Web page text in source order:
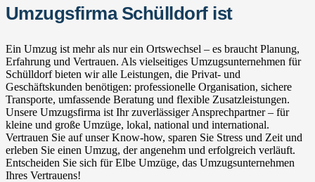
Umzugsfirma Schülldorf ist
Ein Umzug ist mehr als nur ein Ortswechsel – es braucht Planung,
Erfahrung und Vertrauen. Als vielseitiges Umzugsunternehmen für
Schülldorf bieten wir alle Leistungen, die Privat- und
Geschäftskunden benötigen: professionelle Organisation, sichere
Transporte, umfassende Beratung und flexible Zusatzleistungen.
Unsere Umzugsfirma ist Ihr zuverlässiger Ansprechpartner – für
kleine und große Umzüge, lokal, national und international.
Vertrauen Sie auf unser Know-how, sparen Sie Stress und Zeit und
erleben Sie einen Umzug, der angenehm und erfolgreich verläuft.
Entscheiden Sie sich für Elbe Umzüge, das Umzugsunternehmen
Ihres Vertrauens!